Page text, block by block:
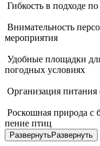
Гибкость в подходе
мероприятия
погодных условиях
Организация
пение птиц
РазвернутьРазвернуть